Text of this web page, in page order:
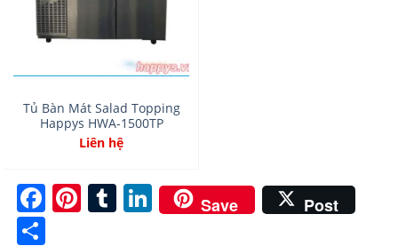
Tủ Bàn Mát Salad Topping
Happys HWA-1500TP
Liên hệ
Facebook
Pinterest
Tumblr
LinkedIn
Save Post